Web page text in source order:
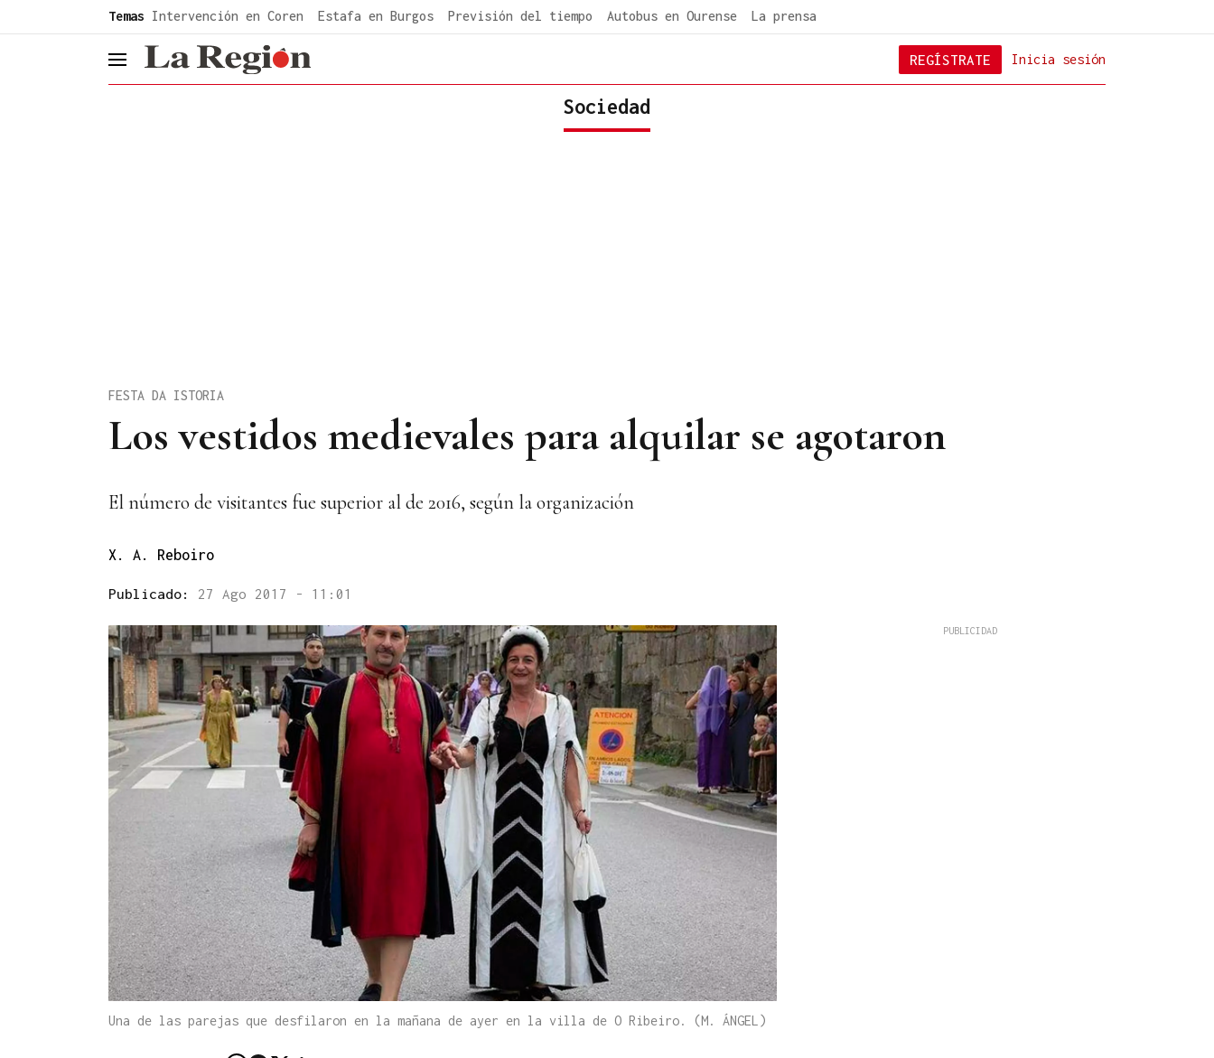
Temas Intervención en Coren Estafa en Burgos Previsión del tiempo Autobus en Ourense La prensa
header.menu.open Inicia sesión
REGÍSTRATE
Sociedad
Los vestidos medievales para alquilar se agotaron
FESTA DA ISTORIA
El número de visitantes fue superior al de 2016, según la organización
X. A. Reboiro
Publicado: 27 Ago 2017 - 11:01
Una de las parejas que desfilaron en la mañana de ayer en la villa de O Ribeiro. (M. ÁNGEL)